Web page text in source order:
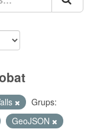
Grups:
GeoJSON